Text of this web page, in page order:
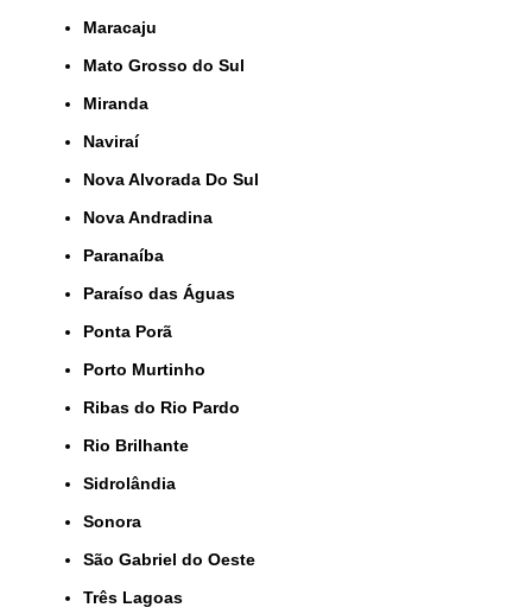
Maracaju
Mato Grosso do Sul
Miranda
Naviraí
Nova Alvorada Do Sul
Nova Andradina
Paranaíba
Paraíso das Águas
Ponta Porã
Porto Murtinho
Ribas do Rio Pardo
Rio Brilhante
Sidrolândia
Sonora
São Gabriel do Oeste
Três Lagoas